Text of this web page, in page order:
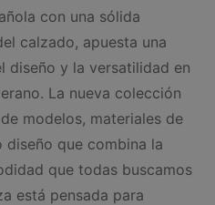
con una sólida
calzado, apuesta una
diseño y la versatilidad en
La nueva colección
modelos, materiales de
que combina la
que todas buscamos
está pensada para